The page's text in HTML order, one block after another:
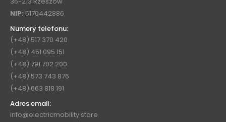
NIP: 5170442886
Numery telefonu:
(+48) 517 370 420
(+48) 451 095 151
(+48) 791 702 200
(+48) 573 743 876
(+48) 663 818 191
Adres email:
info@electricmobility.store